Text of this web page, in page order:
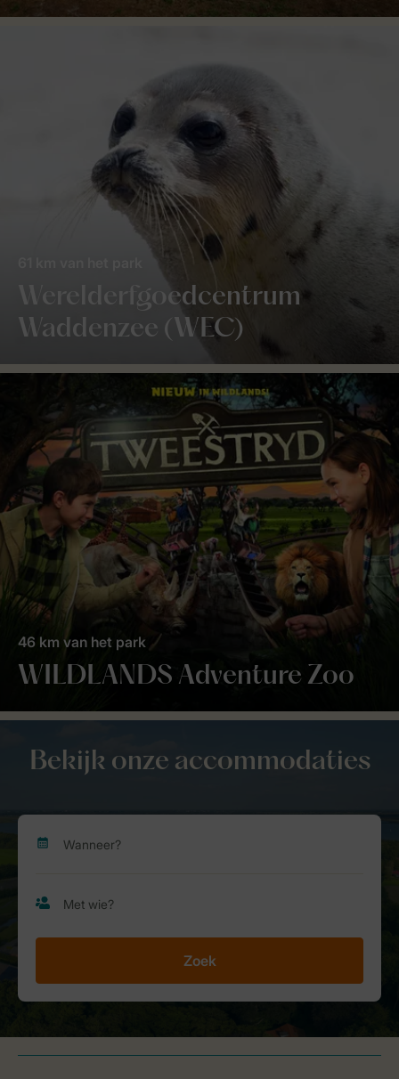
Werelderfgoedcentrum
Waddenzee (WEC)
WILDLANDS Adventure Zoo
46 km van het park
Bekijk onze accommodaties
Zoek